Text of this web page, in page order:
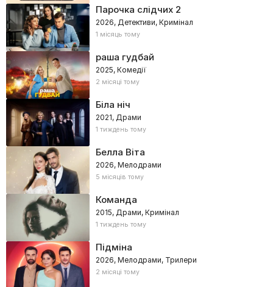
Парочка слідчих 2
2026, Детективи, Кримінал
1 місяць тому
раша гудбай
2025, Комедії
2 місяці тому
Біла ніч
2021, Драми
1 тиждень тому
Белла Віта
2026, Мелодрами
5 місяців тому
Команда
2015, Драми, Кримінал
1 тиждень тому
Підміна
2026, Мелодрами, Трилери
2 місяці тому